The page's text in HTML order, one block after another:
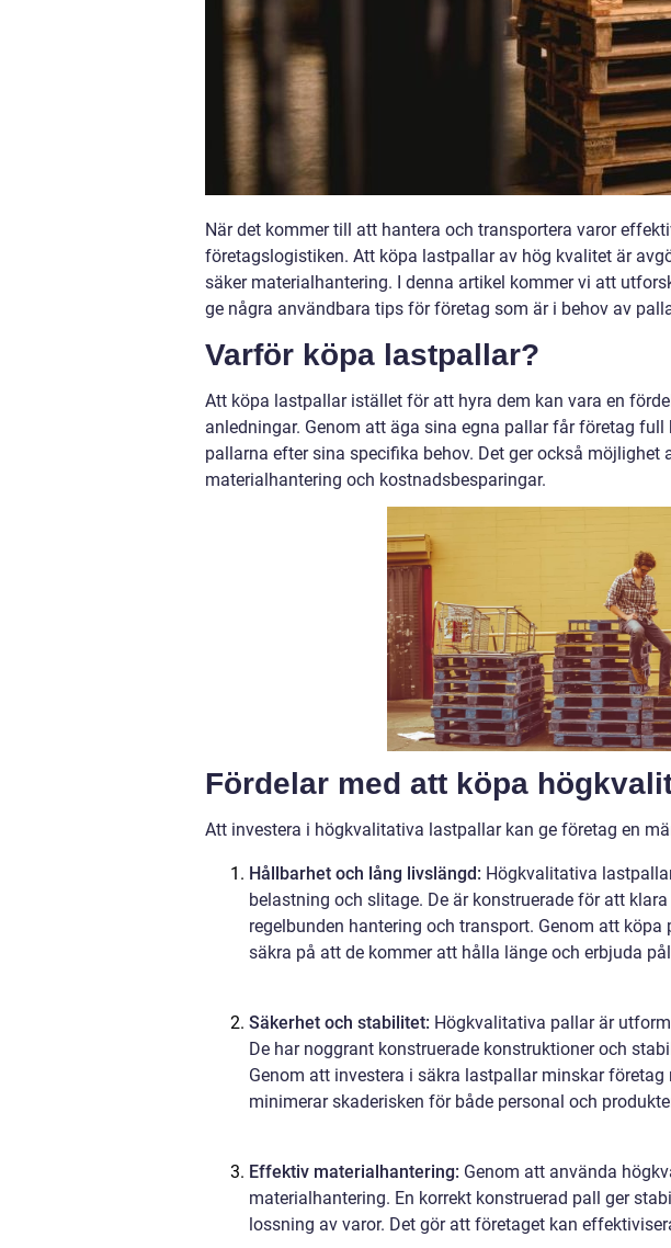
När det kommer till att hantera och transportera varor
företagslogistiken. Att köpa lastpallar av hög kvalitet är
säker materialhantering. I denna artikel kommer vi att
ge några användbara tips för företag som är i behov av
Varför köpa lastpallar?
Att köpa lastpallar istället för att hyra dem kan vara en
anledningar. Genom att äga sina egna pallar får företag
pallarna efter sina specifika behov. Det ger också
materialhantering och kostnadsbesparingar.
Fördelar med att köpa
Att investera i högkvalitativa lastpallar kan ge företag en
Hållbarhet och lång livslängd: Högkvalitativa
belastning och slitage. De är konstruerade för att
regelbunden hantering och transport. Genom att
säkra på att de kommer att hålla länge och erbjuda
Säkerhet och stabilitet: Högkvalitativa pallar är
De har noggrant konstruerade konstruktioner och
Genom att investera i säkra lastpallar minskar
minimerar skaderisken för både personal och
Effektiv materialhantering: Genom att använda
materialhantering. En korrekt konstruerad pall ger
lossning av varor. Det gör att företaget kan